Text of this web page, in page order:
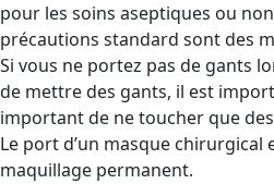
pour les soins aseptiques ou
précautions standard sont des
Si vous ne portez pas de gants
de mettre des gants, il est
important de ne toucher que
Le port d’un masque
maquillage permanent.